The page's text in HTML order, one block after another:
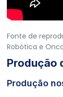
Fonte de
Robótica e
Produção
Produção